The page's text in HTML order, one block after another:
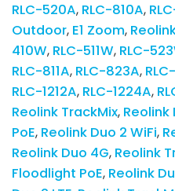
RLC-520A RLC-810A
Outdoor E1 Zoom
410W RLC-511W RLC-
RLC-811A RLC-823A
RLC-1212A RLC-1224A
Reolink TrackMix Reolink
PoE Reolink Duo 2 WiFi
Reolink Duo 4G Reolink
Floodlight PoE Reolink